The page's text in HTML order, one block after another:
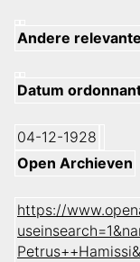
Andere
Datum
04-12-1928
Open Archieven
https://